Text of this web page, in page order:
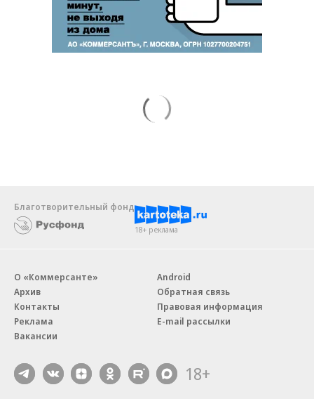
Благотворительный фонд
18+ реклама
О «Коммерсанте»
Архив
Контакты
Реклама
Вакансии
Android
Обратная связь
Правовая информация
E-mail рассылки
18+